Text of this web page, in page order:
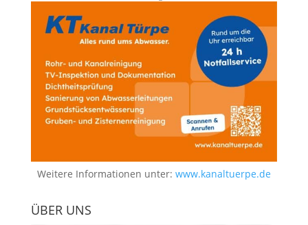
Weitere Informationen unter: www.kanaltuerpe.de
ÜBER UNS